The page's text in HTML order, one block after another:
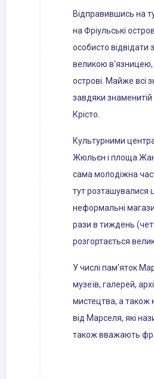
Відправившись на
на Фріульські
особисто відвідати
великою
острові. Майже всі
завдяки
Крісто.
Культурними
Жюльєн і площа
сама молодіжна
тут розташувалися
неформальні
рази в тиждень
розгортається
У числі пам'яток
музеїв, галерей,
мистецтва, а також
від Марселя, які
також вважають